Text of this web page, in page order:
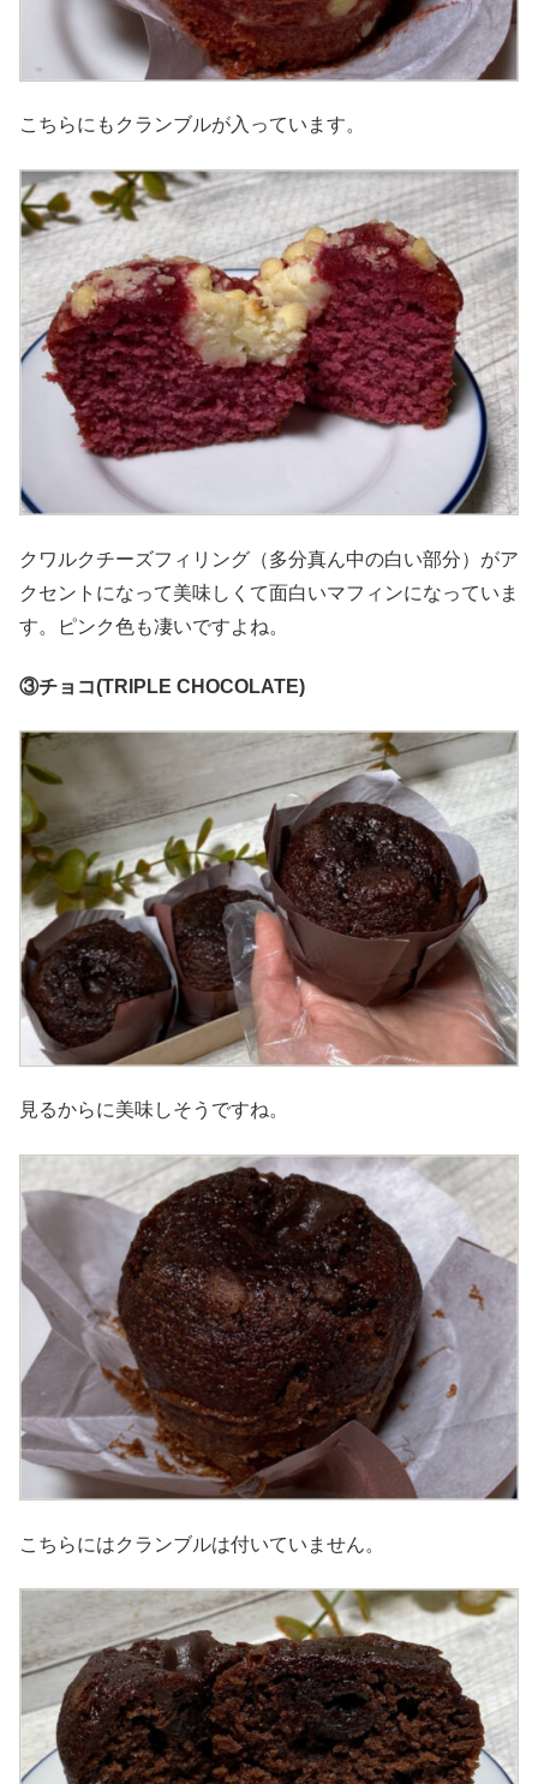
こちらにもクランブルが入っています。
クワルクチーズフィリング（多分真ん中の白い部分）がア
クセントになって美味しくて面白いマフィンになっていま
す。ピンク色も凄いですよね。
③チョコ(TRIPLE CHOCOLATE)
見るからに美味しそうですね。
こちらにはクランブルは付いていません。